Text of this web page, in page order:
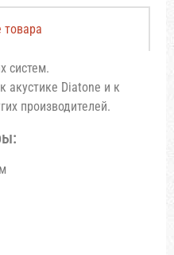
товара
систем.
акустике Diatone и к
производителей.